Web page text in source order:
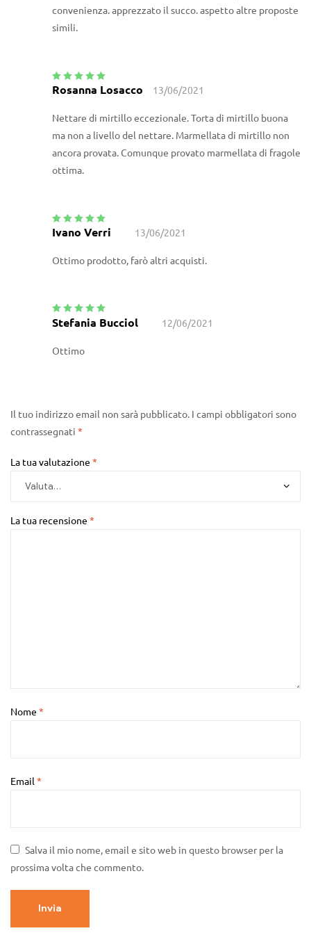
convenienza. apprezzato il succo. aspetto altre proposte
simili.
Valutato5su
5
Rosanna Losacco 13/06/2021
Nettare di mirtillo eccezionale. Torta di mirtillo buona
ma non a livello del nettare. Marmellata di mirtillo non
ancora provata. Comunque provato marmellata di fragole
ottima.
Valutato 5su
5
Ivano Verri 13/06/2021
Ottimo prodotto, farò altri acquisti.
Valutato5su
5
Stefania Bucciol 12/06/2021
Ottimo
Il tuo indirizzo email non sarà pubblicato. I campi obbligatori sono
contrassegnati *
La tua valutazione *
La tua recensione *
Nome *
Email *
Salva il mio nome, email e sito web in questo browser per la
prossima volta che commento.